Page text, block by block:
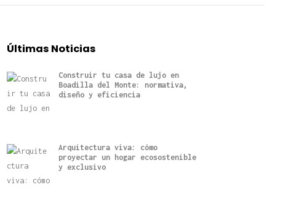
Últimas Noticias
Construir tu casa de lujo en
Boadilla del Monte: normativa,
diseño y eficiencia
Arquitectura viva: cómo
proyectar un hogar ecosostenible
y exclusivo